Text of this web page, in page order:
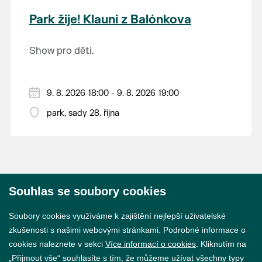
krajina na světě, která je zapsána na Seznam
světového přírodního a kulturního dědictví
Park žije! Klauni z Balónkova
Show pro děti.
9. 8. 2026 18:00 - 9. 8. 2026 19:00
park, sady 28. října
Souhlas se soubory cookies
Soubory cookies využíváme k zajištění nejlepší uživatelské
zkušenosti s našimi webovými stránkami. Podrobné informace o
cookies naleznete v sekci Více informací o cookies . Kliknutím na
„Přijmout vše“ souhlasíte s tím, že můžeme užívat všechny typy